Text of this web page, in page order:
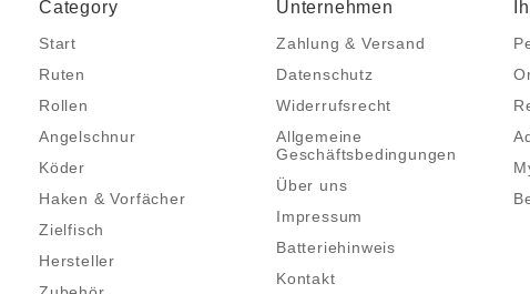
Category
Start
Ruten
Rollen
Angelschnur
Köder
Haken & Vorfächer
Zielfisch
Hersteller
Unternehmen
Zahlung & Versand
Datenschutz
Widerrufsrecht
Allgemeine
Geschäftsbedingungen
Über uns
Impressum
Batteriehinweis
Kontakt